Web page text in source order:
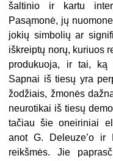
šaltinio ir kartu
Pasąmonė, jų
jokių simbolių ar
iškreiptų norų, kuriuos
produkuoja, ir tai, ką
Sapnai iš tiesų yra
žodžiais, žmonės
neurotikai iš tiesų
tačiau šie oneiriniai
anot G. Deleuze’o ir
reikšmės. Jie